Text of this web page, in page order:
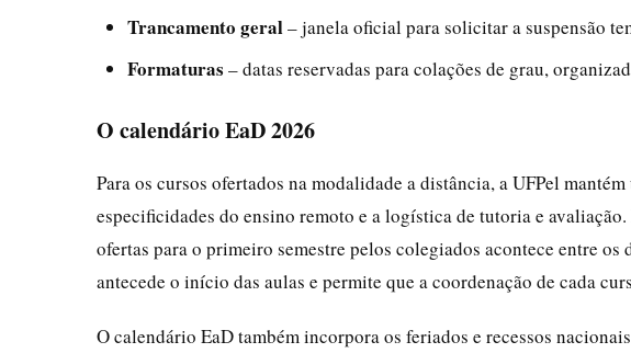
Trancamento geral– janela oficial para solicitar a suspensão
Formaturas – datas reservadas para colações de grau,
O calendário EaD 2026
Para os cursos ofertados na modalidade a distância, a UFPel
especificidades do ensino remoto e a logística de tutoria e
ofertas para o primeiro semestre pelos colegiados acontece entre os
antecede o início das aulas e permite que a coordenação de cada
O calendário EaD também incorpora os feriados e recessos